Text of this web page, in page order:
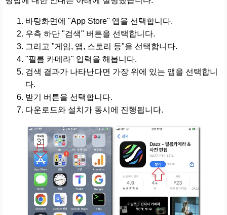
바탕화면에 "App Store" 앱을 선택합니다.
우측 하단 "검색" 버튼을 선택합니다.
그리고 "게임, 앱, 스토리 등"을 선택합니다.
"필름 카메라" 입력을 해봅니다.
검색 결과가 나타난다면 가장 위에 있는 앱을 선택합니
다.
받기 버튼을 선택합니다.
다운로드와 설치가 동시에 진행됩니다.